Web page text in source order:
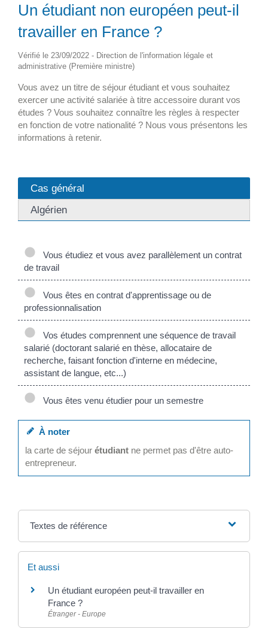
Un étudiant non européen peut-il
travailler en France ?
Vérifié le 23/09/2022 - Direction de l'information légale et
administrative (Première ministre)
Vous avez un titre de séjour étudiant et vous souhaitez
exercer une activité salariée à titre accessoire durant vos
études ? Vous souhaitez connaître les règles à respecter
en fonction de votre nationalité ? Nous vous présentons les
informations à retenir.
Cas général
Algérien
Vous étudiez et vous avez parallèlement un contrat
de travail
Vous êtes en contrat d'apprentissage ou de
professionnalisation
Vos études comprennent une séquence de travail
salarié (doctorant salarié en thèse, allocataire de
recherche, faisant fonction d'interne en médecine,
assistant de langue, etc...)
Vous êtes venu étudier pour un semestre
À noter
la carte de séjourétudiant ne permet pas d'être auto-
entrepreneur.
Textes de référence
Et aussi
Un étudiant européen peut-il travailler en
France ?
Étranger - Europe